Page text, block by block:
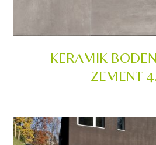
KERAMIK
ZEMENT